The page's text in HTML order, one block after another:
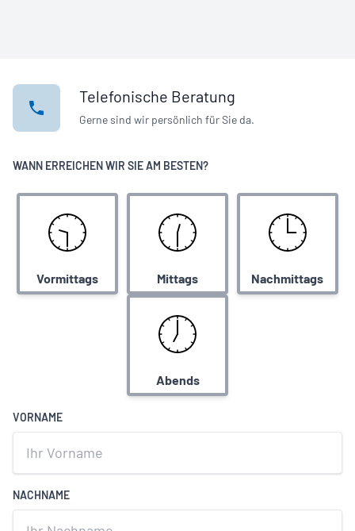
Telefonische Beratung
Gerne sind wir persönlich für Sie da.
WANN ERREICHEN WIR SIE AM BESTEN?
Vormittags Mittags Nachmittags
Abends
VORNAME
NACHNAME